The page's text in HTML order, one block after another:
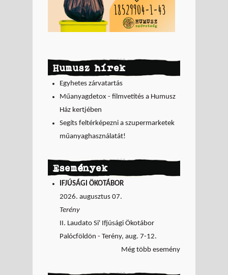
Humusz hírek
Egyhetes zárvatartás
Műanyagdetox - filmvetítés a Humusz
Ház kertjében
Segíts feltérképezni a szupermarketek
műanyaghasználatát!
Események
IFJÚSÁGI ÖKOTÁBOR
2026. augusztus 07.
Terény
II. Laudato Si' Ifjúsági Ökotábor
Palócföldön - Terény, aug. 7-12.
Még több esemény